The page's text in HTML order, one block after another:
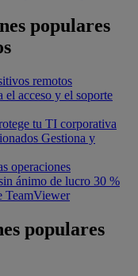
populares
remotos
el acceso y el soporte
tu TI corporativa
Gestiona y
operaciones
ánimo de lucro 30 %
TeamViewer
populares